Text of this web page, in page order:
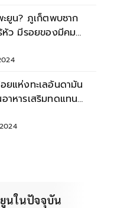
ะยูน? ภูเก็ตพบซาก
หัว มีรอยของมีคม
ยแห่งทะเลอันดามัน
าหารเสริมทดแทน
นในปัจจุบัน